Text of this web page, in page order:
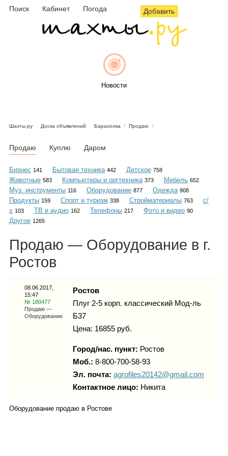
Поиск Кабинет Погода Добавить
Новости
Объявления
Гороскоп
Карты
Шахты.ру Доска объявлений Барахолка Продаю
Продаю Куплю Даром
Бизнес 141 Бытовая техника 442 Детское 758
Животные 583 Компьютеры и оргтехника 373 Мебель 652
Муз. инструменты 116 Оборудование 877 Одежда 908
Продукты 159 Спорт и туризм 338 Стройматериалы 763
с/
х 103 ТВ и аудио 162 Телефоны 217 Фото и видео 90
Другое 1265
Продаю — Оборудование в г.
Ростов
08.06.2017,
15:47
№ 180477
Продаю —
Оборудование
Ростов
Плуг 2-5 корп. классический Мод-ль
Б37
Цена: 16855 руб.
Город/нас. пункт: Ростов
Моб.: 8-800-700-58-93
Эл. почта: agrofiles20142@gmail.com
Контактное лицо: Никита
Оборудование продаю в Ростове